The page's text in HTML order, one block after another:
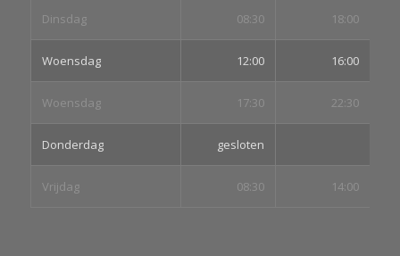
Dinsdag 08:30 18:00
Woensdag 12:00 16:00
Woensdag 17:30 22:30
Donderdag gesloten
Vrijdag 08:30 14:00